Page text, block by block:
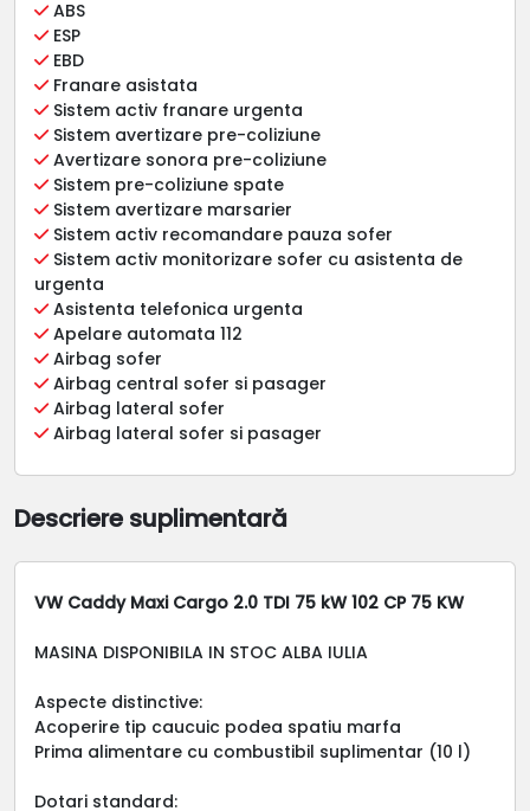
ABS
ESP
EBD
Franare asistata
Sistem activ franare urgenta
Sistem avertizare pre-coliziune
Avertizare sonora pre-coliziune
Sistem pre-coliziune spate
Sistem avertizare marsarier
Sistem activ recomandare pauza sofer
Sistem activ monitorizare sofer cu asistenta de
urgenta
Asistenta telefonica urgenta
Apelare automata 112
Airbag sofer
Airbag central sofer si pasager
Airbag lateral sofer
Airbag lateral sofer si pasager
Descriere suplimentară
VW Caddy Maxi Cargo 2.0 TDI 75 kW 102 CP 75 KW
MASINA DISPONIBILA IN STOC ALBA IULIA
Aspecte distinctive:
Acoperire tip caucuic podea spatiu marfa
Prima alimentare cu combustibil suplimentar (10 l)
Dotari standard: